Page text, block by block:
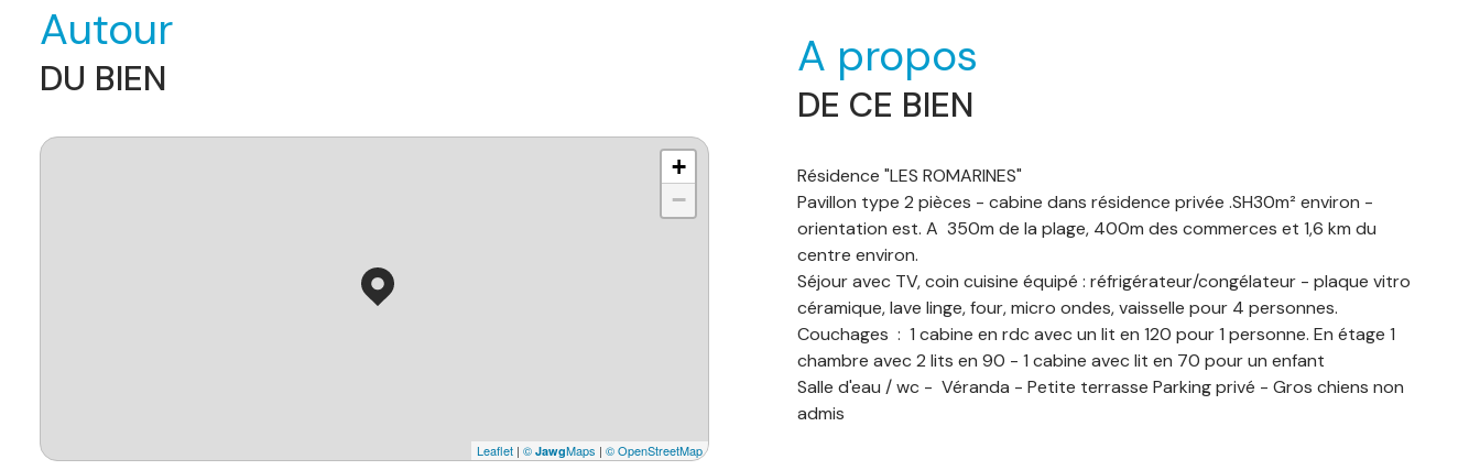
Autour
DU BIEN
+
−
Leaflet | © JawgMaps | © OpenStreetMap
A propos
DE CE BIEN
Résidence "LES ROMARINES"
Pavillon type 2 pièces - cabine dans résidence privée .SH30m² environ -
orientation est. A 350m de la plage, 400m des commerces et 1,6 km du
centre environ.
Séjour avec TV, coin cuisine équipé : réfrigérateur/congélateur - plaque vitro
céramique, lave linge, four, micro ondes, vaisselle pour 4 personnes.
Couchages : 1 cabine en rdc avec un lit en 120 pour 1 personne. En étage 1
chambre avec 2 lits en 90 - 1 cabine avec lit en 70 pour un enfant
Salle d'eau / wc - Véranda - Petite terrasse Parking privé - Gros chiens non
admis